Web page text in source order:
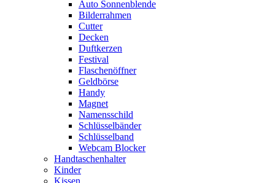
Auto Sonnenblende
Bilderrahmen
Cutter
Decken
Duftkerzen
Festival
Flaschenöffner
Geldbörse
Handy
Magnet
Namensschild
Schlüsselbänder
Schlüsselband
Webcam Blocker
Handtaschenhalter
Kinder
Kissen